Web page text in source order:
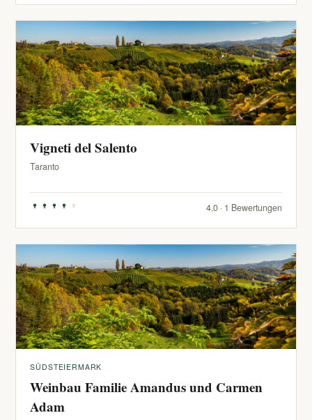
Vigneti del Salento
Taranto
4.0 · 1 Bewertungen
SÜDSTEIERMARK
Weinbau Familie Amandus und Carmen
Adam